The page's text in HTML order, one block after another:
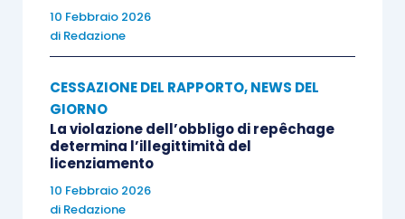
10 Febbraio 2026
di Redazione
CESSAZIONE DEL RAPPORTO,NEWS DEL
GIORNO
La violazione dell’obbligo di repêchage
determina l’illegittimità del
licenziamento
10 Febbraio 2026
di Redazione